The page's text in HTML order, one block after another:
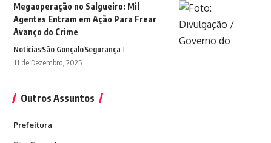
Megaoperação no Salgueiro: Mil
Agentes Entram em Ação Para Frear
Avanço do Crime
NoticiasSão GonçaloSegurança
11 de Dezembro, 2025
Outros Assuntos
Prefeitura